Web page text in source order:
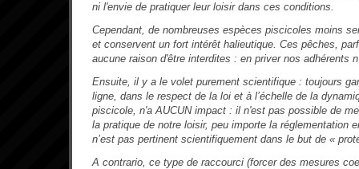
ni l'envie de pratiquer leur loisir dans ces conditions.
Cependant, de nombreuses espèces piscicoles moins
et conservent un fort intérêt halieutique. Ces pêches,
aucune raison d'être interdites : en priver nos adhérents
Ensuite, il y a le volet purement scientifique : toujours
ligne, dans le respect de la loi et à l’échelle de la
piscicole, n'a AUCUN impact : il n'est pas possible de
la pratique de notre loisir, peu importe la réglementation
n’est pas pertinent scientifiquement dans le but de «
A contrario, ce type de raccourci (forcer des mesures